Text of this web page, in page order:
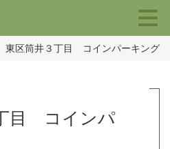
東区筒井３丁目 コインパーキング
目 コインパ